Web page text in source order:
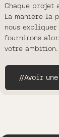
Chaque projet
La manière la
nous expliquer
fournirons
votre ambition.
//Avoir